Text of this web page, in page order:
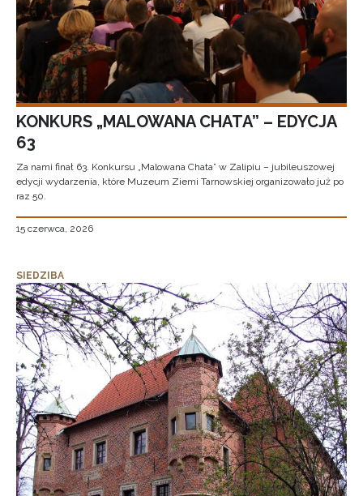
KONKURS „MALOWANA CHATA” – EDYCJA
63
Za nami finał 63. Konkursu „Malowana Chata” w Zalipiu – jubileuszowej
edycji wydarzenia, które Muzeum Ziemi Tarnowskiej organizowało już po
raz 50.
15 czerwca, 2026
SIEDZIBA